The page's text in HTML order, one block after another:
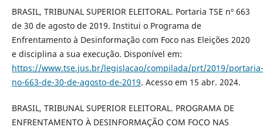
BRASIL, TRIBUNAL SUPERIOR ELEITORAL. Portaria TSE nº 663
de 30 de agosto de 2019. Institui o Programa de
Enfrentamento à Desinformação com Foco nas Eleições 2020
e disciplina a sua execução. Disponível em:
https://www.tse.jus.br/legislacao/compilada/prt/2019/portaria-
no-663-de-30-de-agosto-de-2019. Acesso em 15 abr. 2024.
BRASIL, TRIBUNAL SUPERIOR ELEITORAL. PROGRAMA DE
ENFRENTAMENTO À DESINFORMAÇÃO COM FOCO NAS